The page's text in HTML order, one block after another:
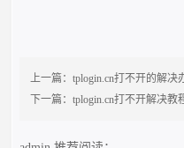
上一篇：tplogin.cn打不开的解决
下一篇：tplogin.cn打不开解决教